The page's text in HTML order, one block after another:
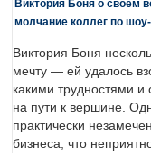
Виктория Боня о своем
молчание коллег по
Виктория Боня
мечту — ей удалось
какими трудностями и
на пути к вершине.
практически
бизнеса, что